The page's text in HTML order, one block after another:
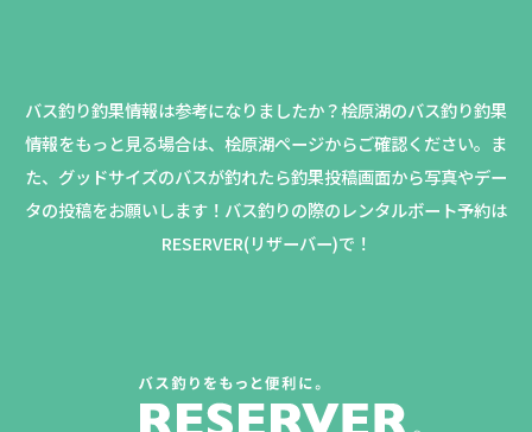
バス釣り釣果情報は参考になりましたか？桧原湖のバス釣り釣果
情報をもっと見る場合は、桧原湖ページからご確認ください。 ま
た、グッドサイズのバスが釣れたら釣果投稿画面から写真やデー
タの投稿をお願いします！バス釣りの際のレンタルボート予約は
RESERVER(リザーバー)で！